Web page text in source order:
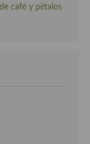
café y pétalos